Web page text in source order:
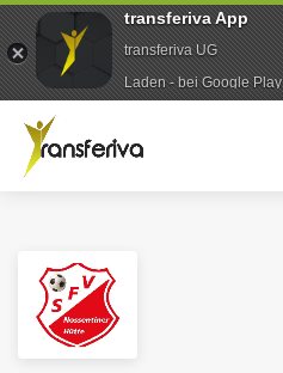
transferiva App
transferiva UG
Laden - bei Google Play